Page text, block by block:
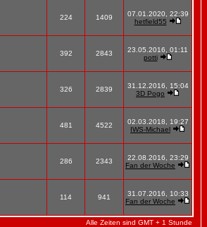
224 1409
07.01.2020, 22:39
hetfield55
392 2843
23.05.2016, 01:11
potti
326 2839
31.12.2016, 15:04
3D Pogo
481 4522
02.03.2018, 19:27
IWS-Michael
286 2343
22.08.2016, 23:29
Fan der Woche
114 941
31.07.2016, 10:33
Fan der Woche
Alle Zeiten sind GMT + 1 Stunde